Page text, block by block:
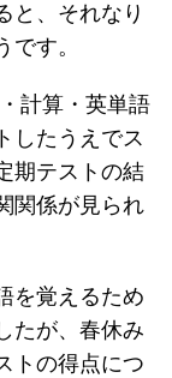
と、それなり
す。
計算・英単語
したうえでス
期テストの結
関係が見られ
を覚えるため
たが、春休み
トの得点につ